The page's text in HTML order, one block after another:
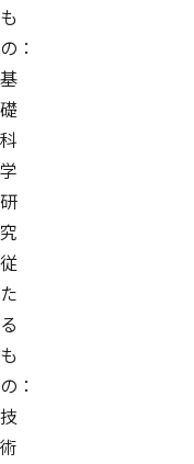
も
の：
基
礎
科
学
研
究
従
た
る
も
の：
技
術